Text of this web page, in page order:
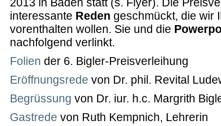
interessante Reden geschmückt, die wir
vorenthalten wollen. Sie und die
nachfolgend verlinkt.
Folien der 6. Bigler-Preisverleihung
Eröffnungsrede von Dr. phil. Revital
Begrüssung von Dr. iur. h.c. Margrith
Gastrede von Ruth Kempnich, Lehrerin